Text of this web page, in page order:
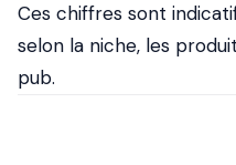
Ces chiffres sont
selon la niche, les
pub.